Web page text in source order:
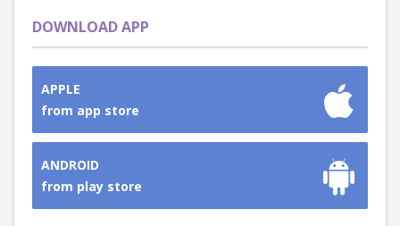
DOWNLOAD APP
APPLE
from app store
ANDROID
from play store